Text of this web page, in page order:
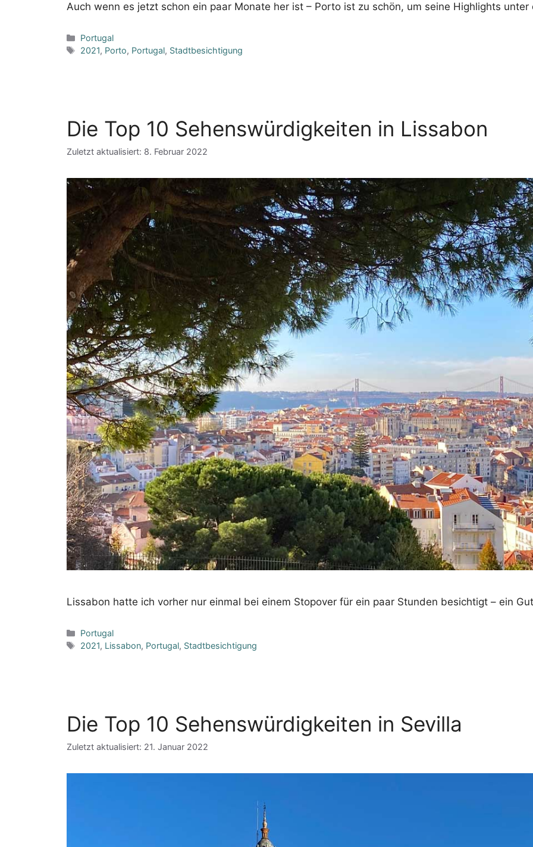
Auch wenn es jetzt schon ein paar Monate her ist – Porto ist zu schön, um seine Highlights
Kategorien
Portugal
Schlagwörter
2021, Porto, Portugal, Stadtbesichtigung
Die Top 10 Sehenswürdigkeiten in Lissabon
Zuletzt aktualisiert: 8. Februar 2022
Lissabon hatte ich vorher nur einmal bei einem Stopover für ein paar Stunden besichtigt – ein
Kategorien
Portugal
Schlagwörter
2021, Lissabon, Portugal, Stadtbesichtigung
Die Top 10 Sehenswürdigkeiten in Sevilla
Zuletzt aktualisiert: 21. Januar 2022